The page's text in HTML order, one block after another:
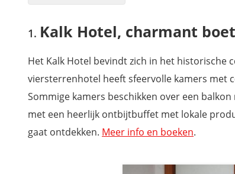
Overnachten in de tiny houses met zicht op zee bij
STF Hostel Lärbro, budgetvriendelijk overnachten
Fårösunds Fästning, overnachten in een voormalig
Slite Strand Resort, gezellige cottages aan Slite Beach
Kalk Hotel, charmant
Het Kalk Hotel bevindt zich in het historische
viersterrenhotel heeft sfeervolle kamers met
Sommige kamers beschikken over een
met een heerlijk ontbijtbuffet met lokale
gaat ontdekken. Meer info en boeken.